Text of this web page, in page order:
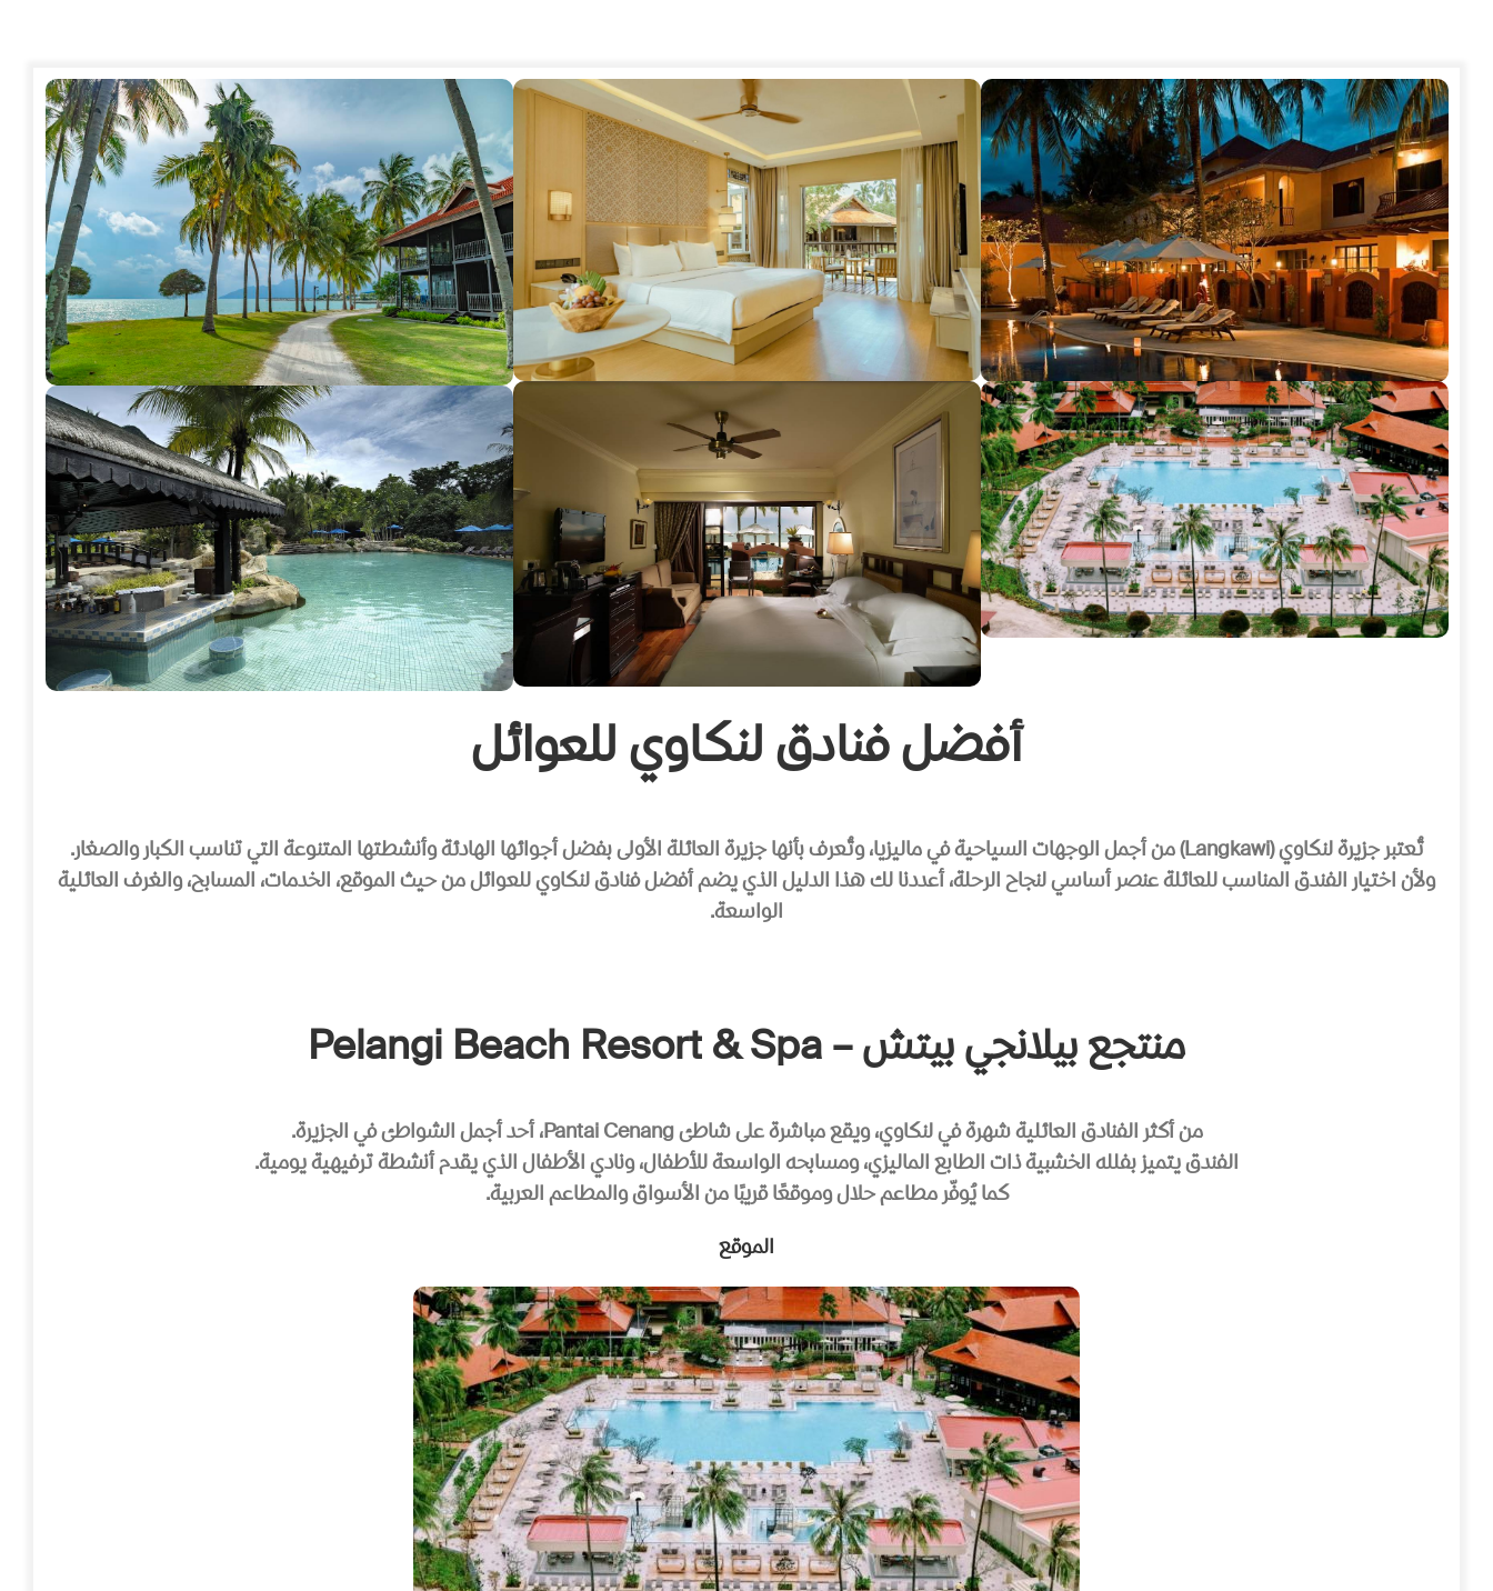
أفضل فنادق لنكاوي للعوائل
تُعتبر جزيرة لنكاوي (Langkawi) من أجمل الوجهات السياحية في ماليزيا، وتُعرف بأنها جزيرة العائلة الأولى بفضل أجوائها الهادئة وأنشطتها المتنوعة التي تناسب الكبار والصغار.
ولأن اختيار الفندق المناسب للعائلة عنصر أساسي لنجاح الرحلة، أعددنا لك هذا الدليل الذي يضم أفضل فنادق لنكاوي للعوائل من حيث الموقع، الخدمات، المسابح، والغرف العائلية
الواسعة.
منتجع بيلانجي بيتش – Pelangi Beach Resort & Spa
من أكثر الفنادق العائلية شهرة في لنكاوي، ويقع مباشرة على شاطئ Pantai Cenang، أحد أجمل الشواطئ في الجزيرة.
الفندق يتميز بفلله الخشبية ذات الطابع الماليزي، ومسابحه الواسعة للأطفال، ونادي الأطفال الذي يقدم أنشطة ترفيهية يومية.
كما يُوفّر مطاعم حلال وموقعًا قريبًا من الأسواق والمطاعم العربية.
الموقع